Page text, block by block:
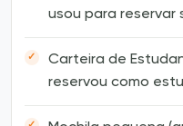
usou para reservar
Carteira de
reservou como